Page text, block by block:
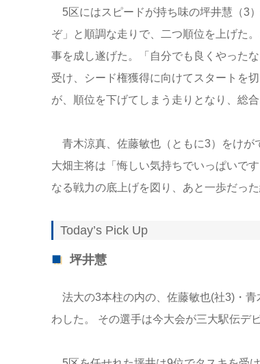
5区にはスピードが持ち味の坪井慧（3
ぞ」と順調な走りで、二つ順位を上げた
事を成し遂げた。「自分でも良くやった
受け、シード権獲得に向けてスタートを
が、順位を下げてしまう走りとなり、総
青木涼真、佐藤敏也（ともに3）をけが
大畑主将は「悔しい気持ちでいっぱいで
なる戦力の底上げを図り、あと一歩だっ
Today’s Pick Up
坪井慧
法大の3本柱の内の、佐藤敏也(社3)・青
わした。 その選手は今大会が三大駅伝デ